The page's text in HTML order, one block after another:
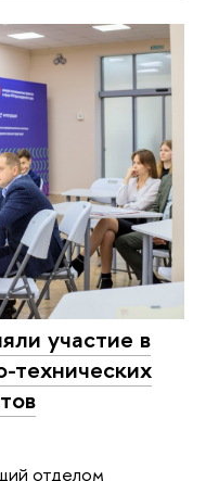
участие в
технических
отделом